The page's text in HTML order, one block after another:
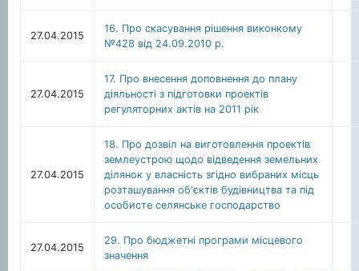
27.04.2015
16. Про скасування рішення виконкому
№428 від 24.09.2010 р.
27.04.2015
17. Про внесення доповнення до плану
діяльності з підготовки проектів
регуляторних актів на 2011 рік
27.04.2015
18. Про дозвіл на виготовлення проектів
землеустрою щодо відведення земельних
ділянок у власність згідно вибраних місць
розташування об'єктів будівництва та під
особисте селянське господарство
27.04.2015
29. Про бюджетні програми місцевого
значення